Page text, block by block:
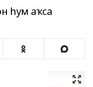
һум аҡса